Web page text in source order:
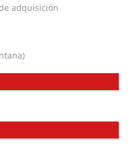
adquisición